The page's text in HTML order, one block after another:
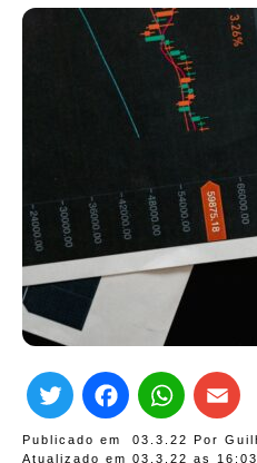
Publicado em 03.3.22 Por
Atualizado em 03.3.22 as 16:03
Twitter